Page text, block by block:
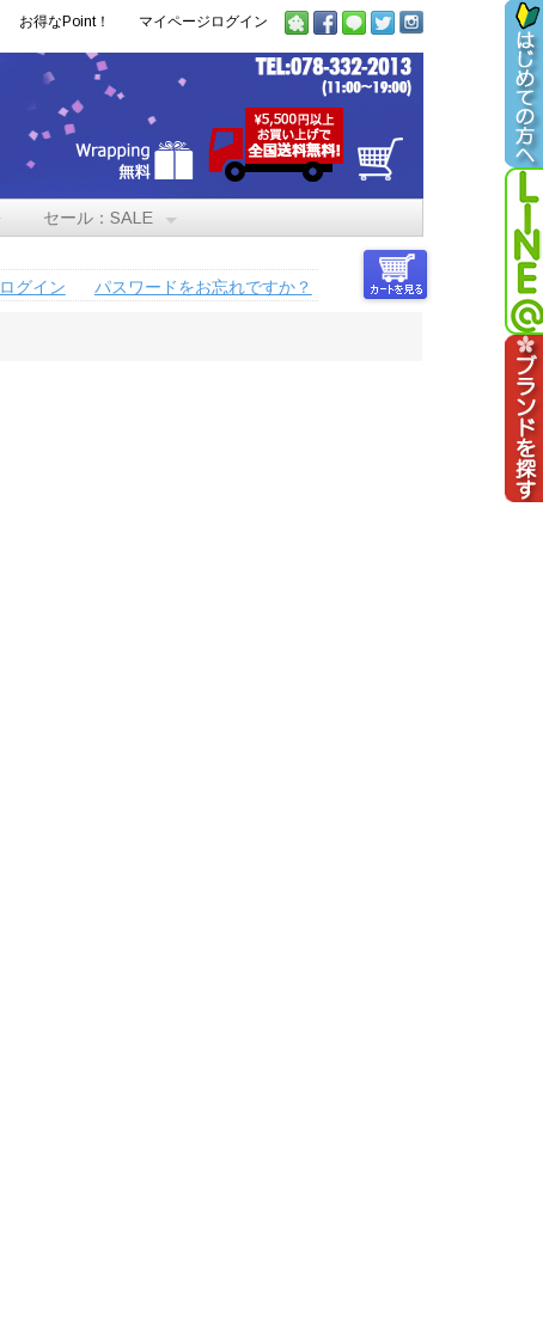
お得なPoint！ マイページログイン
セール：SALE
ログイン パスワードをお忘れですか？